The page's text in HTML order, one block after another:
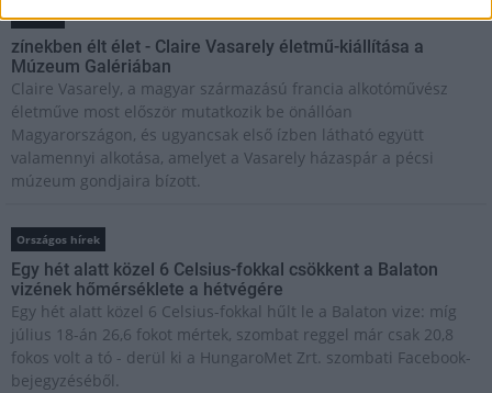
Kultúra
zínekben élt élet - Claire Vasarely életmű-kiállítása a
Múzeum Galériában
Claire Vasarely, a magyar származású francia alkotóművész
életműve most először mutatkozik be önállóan
Magyarországon, és ugyancsak első ízben látható együtt
valamennyi alkotása, amelyet a Vasarely házaspár a pécsi
múzeum gondjaira bízott.
Országos hírek
Egy hét alatt közel 6 Celsius-fokkal csökkent a Balaton
vizének hőmérséklete a hétvégére
Egy hét alatt közel 6 Celsius-fokkal hűlt le a Balaton vize: míg
július 18-án 26,6 fokot mértek, szombat reggel már csak 20,8
fokos volt a tó - derül ki a HungaroMet Zrt. szombati Facebook-
bejegyzéséből.